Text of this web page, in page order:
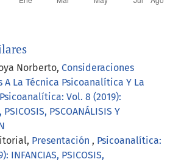
Norberto, Consideraciones
A La Técnica Psicoanalítica Y La
Psicoanalítica: Vol. 8 (2019):
PSICOSIS, PSCOANÁLISIS Y
Presentación , Psicoanalítica:
INFANCIAS, PSICOSIS,